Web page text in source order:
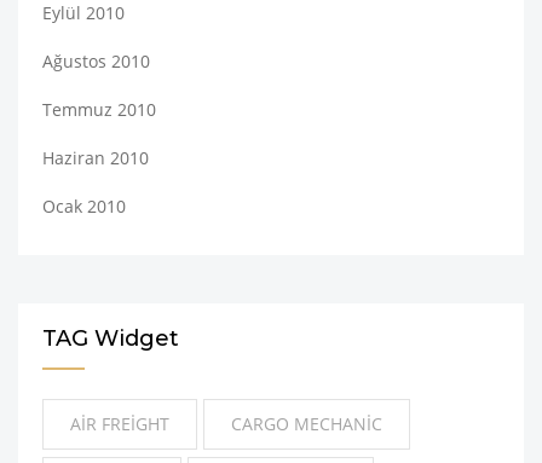
Eylül 2010
Ağustos 2010
Temmuz 2010
Haziran 2010
Ocak 2010
TAG Widget
AIR FREIGHT CARGO MECHANIC